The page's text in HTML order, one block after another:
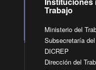
Trabajo
Ministerio del
Subsecretaría
DICREP
Dirección del